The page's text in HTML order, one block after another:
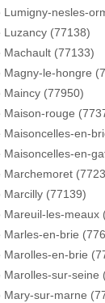
Lumigny-nesles-
Luzancy (77138)
Machault (77133)
Magny-le-hongre
Maincy (77950)
Maison-rouge
Maisoncelles-en-
en-
Marchemoret
Marcilly (77139)
Mareuil-les-meaux
Marles-en-brie
Marolles-en-brie
Marolles-sur-seine
Mary-sur-marne